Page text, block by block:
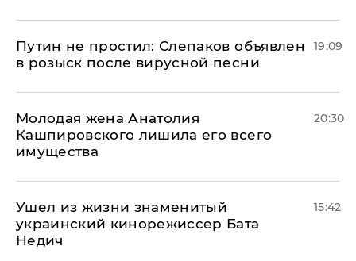
Путин не простил: Слепаков объявлен
в розыск после вирусной песни
19:09
Молодая жена Анатолия
Кашпировского лишила его всего
имущества
20:30
Ушел из жизни знаменитый
украинский кинорежиссер Бата
Недич
15:42